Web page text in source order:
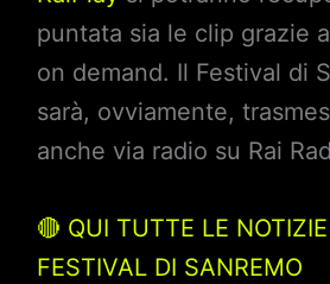
puntata sia le clip grazie
on demand. Il Festival di
sarà, ovviamente,
anche via radio su Rai
🔴 QUI TUTTE LE
FESTIVAL DI SANREMO